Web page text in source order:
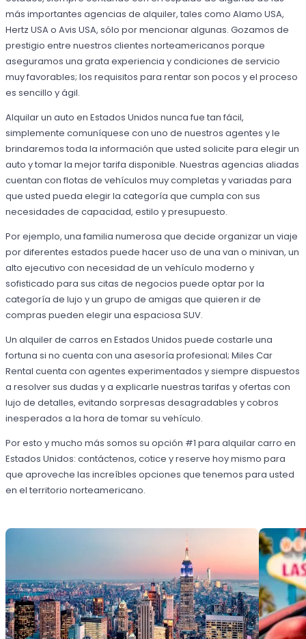
más importantes agencias de alquiler, tales como Alamo USA,
Hertz USA o Avis USA, sólo por mencionar algunas. Gozamos de
prestigio entre nuestros clientes norteamericanos porque
aseguramos una grata experiencia y condiciones de servicio
muy favorables; los requisitos para rentar son pocos y el proceso
es sencillo y ágil.
Alquilar un auto en Estados Unidos nunca fue tan fácil,
simplemente comuníquese con uno de nuestros agentes y le
brindaremos toda la información que usted solicite para elegir un
auto y tomar la mejor tarifa disponible. Nuestras agencias aliadas
cuentan con flotas de vehículos muy completas y variadas para
que usted pueda elegir la categoría que cumpla con sus
necesidades de capacidad, estilo y presupuesto.
Por ejemplo, una familia numerosa que decide organizar un viaje
por diferentes estados puede hacer uso de una van o minivan, un
alto ejecutivo con necesidad de un vehículo moderno y
sofisticado para sus citas de negocios puede optar por la
categoría de lujo y un grupo de amigas que quieren ir de
compras pueden elegir una espaciosa SUV.
Un alquiler de carros en Estados Unidos puede costarle una
fortuna si no cuenta con una asesoría profesional; Miles Car
Rental cuenta con agentes experimentados y siempre dispuestos
a resolver sus dudas y a explicarle nuestras tarifas y ofertas con
lujo de detalles, evitando sorpresas desagradables y cobros
inesperados a la hora de tomar su vehículo.
Por esto y mucho más somos su opción #1 para alquilar carro en
Estados Unidos: contáctenos, cotice y reserve hoy mismo para
que aproveche las increíbles opciones que tenemos para usted
en el territorio norteamericano.